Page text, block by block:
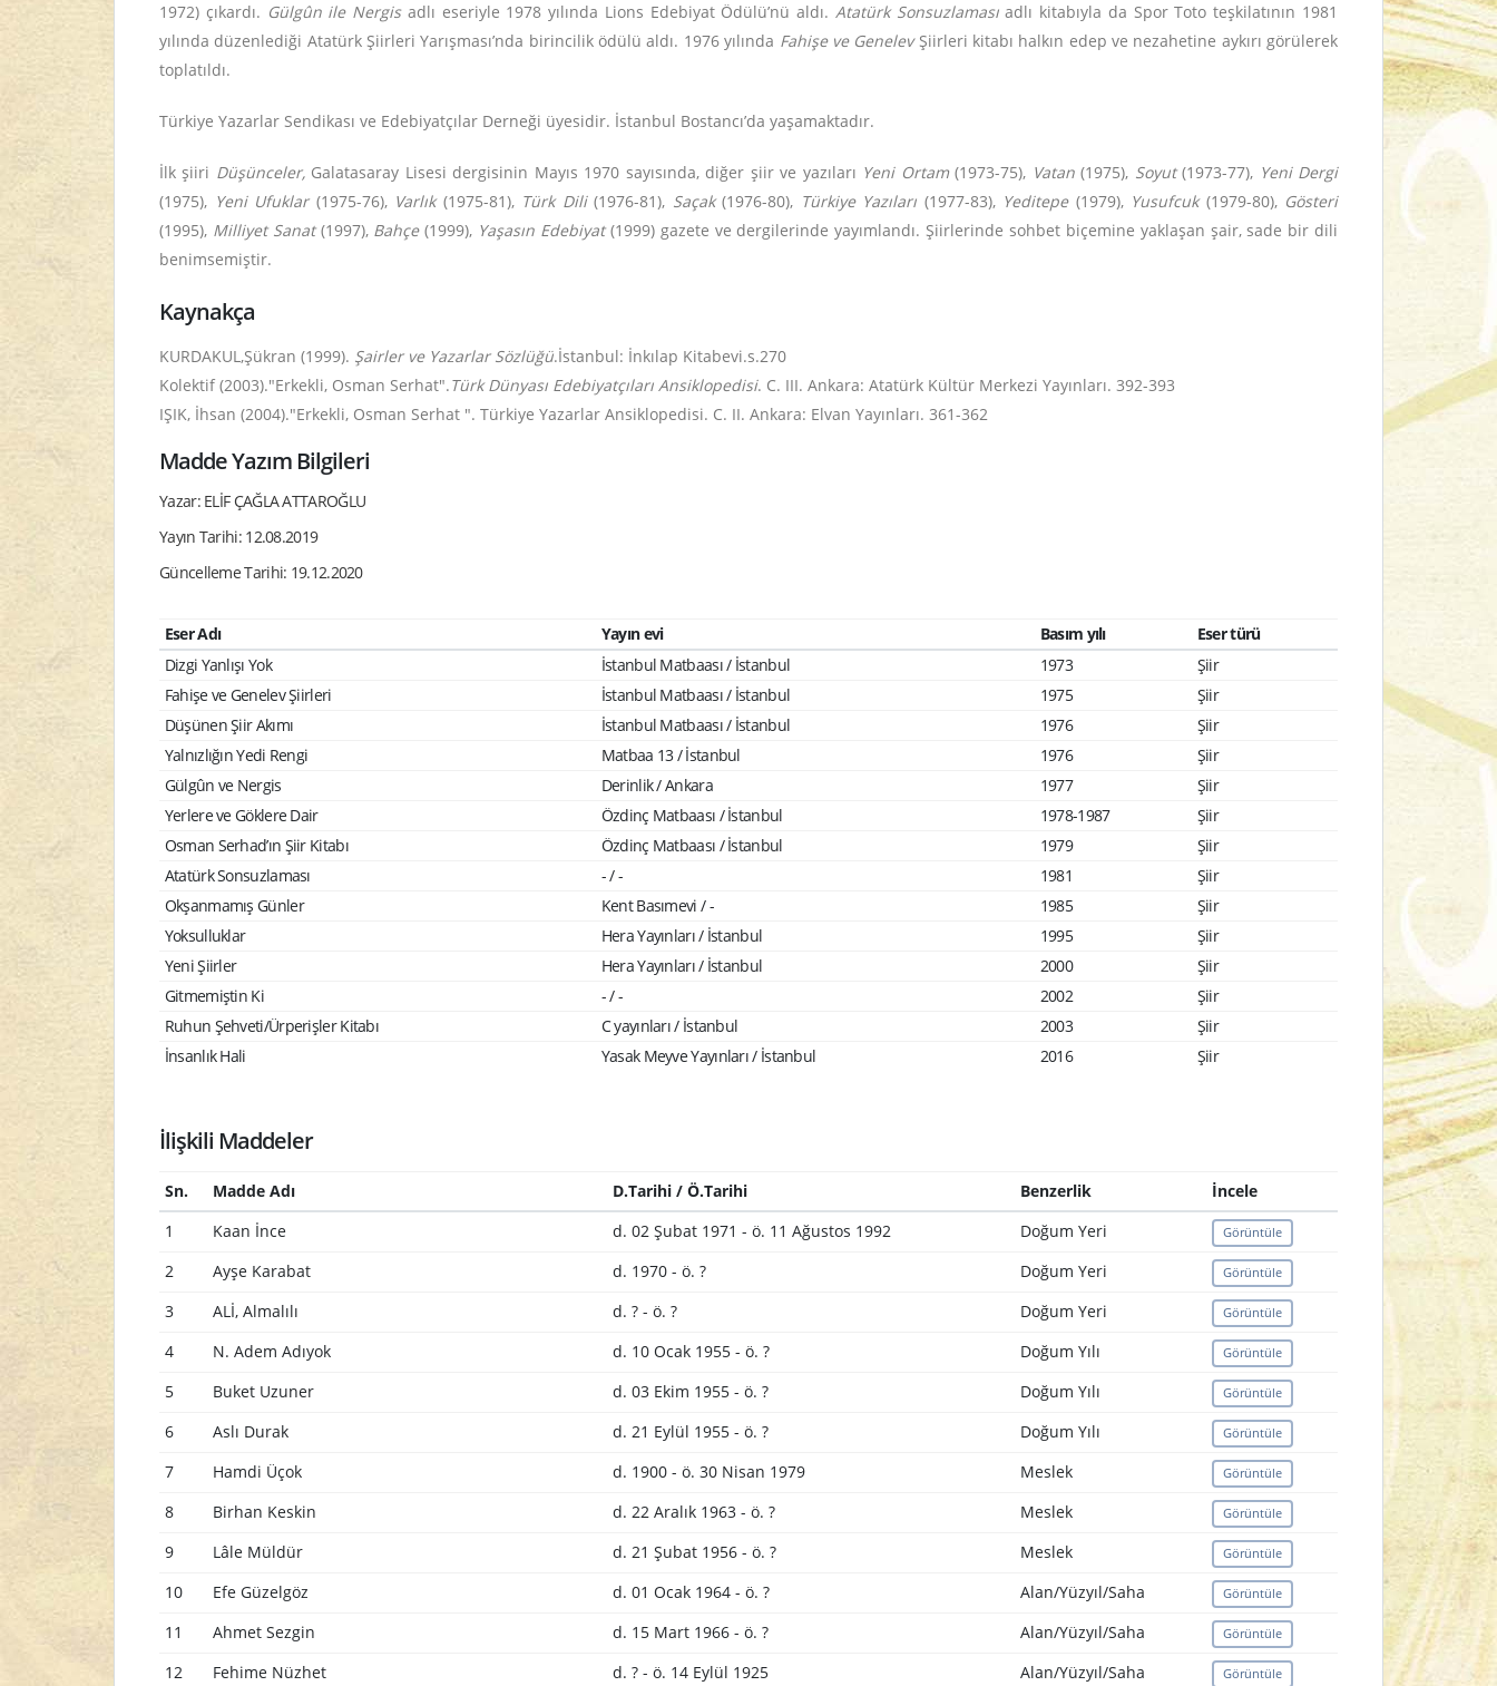
1972) çıkardı. Gülgûn ile Nergisadlı eseriyle 1978 yılında Lions Edebiyat Ödülü’nü aldı. Atatürk Sonsuzlamasıadlı kitabıyla da Spor Toto teşkilatının 1981
yılında düzenlediği Atatürk Şiirleri Yarışması’nda birincilik ödülü aldı. 1976 yılında Fahişe ve GenelevŞiirleri kitabı halkın edep ve nezahetine aykırı görülerek
toplatıldı.
Türkiye Yazarlar Sendikası ve Edebiyatçılar Derneği üyesidir. İstanbul Bostancı’da yaşamaktadır.
İlk şiiri Düşünceler, Galatasaray Lisesi dergisinin Mayıs 1970 sayısında, diğer şiir ve yazıları Yeni Ortam(1973-75), Vatan(1975), Soyut(1973-77), Yeni Dergi
(1975), Yeni Ufuklar(1975-76), Varlık(1975-81), Türk Dili(1976-81), Saçak(1976-80), Türkiye Yazıları (1977-83), Yeditepe (1979), Yusufcuk(1979-80), Gösteri
(1995), Milliyet Sanat(1997), Bahçe(1999), Yaşasın Edebiyat(1999) gazete ve dergilerinde yayımlandı. Şiirlerinde sohbet biçemine yaklaşan şair, sade bir dili
benimsemiştir.
Kaynakça
KURDAKUL,Şükran (1999). Şairler ve Yazarlar Sözlüğü.İstanbul: İnkılap Kitabevi.s.270
Kolektif (2003)."Erkekli, Osman Serhat".Türk Dünyası Edebiyatçıları Ansiklopedisi. C. III. Ankara: Atatürk Kültür Merkezi Yayınları. 392-393
IŞIK, İhsan (2004)."Erkekli, Osman Serhat ". Türkiye Yazarlar Ansiklopedisi. C. II. Ankara: Elvan Yayınları. 361-362
Madde Yazım Bilgileri
Yazar: ELİF ÇAĞLA ATTAROĞLU
Yayın Tarihi: 12.08.2019
Güncelleme Tarihi: 19.12.2020
Eser Adı Yayın evi Basım yılı
Eser türü
Dizgi Yanlışı Yok
İstanbul Matbaası / İstanbul 1973
Şiir
Fahişe ve Genelev Şiirleri
İstanbul Matbaası / İstanbul 1975
Şiir
Düşünen Şiir Akımı
İstanbul Matbaası / İstanbul 1976
Şiir
Yalnızlığın Yedi Rengi
Matbaa 13 / İstanbul 1976
Şiir
Gülgûn ve Nergis
Derinlik / Ankara 1977
Şiir
Yerlere ve Göklere Dair
Özdinç Matbaası / İstanbul 1978-1987
Şiir
Osman Serhad’ın Şiir Kitabı
Özdinç Matbaası / İstanbul 1979
Şiir
Atatürk Sonsuzlaması
- / - 1981
Şiir
Okşanmamış Günler
Kent Basımevi / - 1985
Şiir
Yoksulluklar
Hera Yayınları / İstanbul 1995
Şiir
Yeni Şiirler
Hera Yayınları / İstanbul 2000
Şiir
Gitmemiştin Ki
- / - 2002
Şiir
Ruhun Şehveti/Ürperişler Kitabı
C yayınları / İstanbul 2003
Şiir
İnsanlık Hali
Yasak Meyve Yayınları / İstanbul 2016 Şiir
İlişkili Maddeler
Sn. Madde Adı D.Tarihi / Ö.Tarihi Benzerlik
İncele
1
Kaan İnce d. 02 Şubat 1971 - ö. 11 Ağustos 1992 Doğum Yeri Görüntüle
2 Ayşe Karabat d. 1970 - ö. ? Doğum Yeri Görüntüle
3 ALİ, Almalılı d. ? - ö. ? Doğum Yeri Görüntüle
4 N. Adem Adıyok d. 10 Ocak 1955 - ö. ? Doğum Yılı Görüntüle
5 Buket Uzuner d. 03 Ekim 1955 - ö. ? Doğum Yılı Görüntüle
6 Aslı Durak d. 21 Eylül 1955 - ö. ? Doğum Yılı Görüntüle
7 Hamdi Üçok d. 1900 - ö. 30 Nisan 1979 Meslek Görüntüle
8 Birhan Keskin d. 22 Aralık 1963 - ö. ? Meslek Görüntüle
9 Lâle Müldür d. 21 Şubat 1956 - ö. ? Meslek Görüntüle
10 Efe Güzelgöz d. 01 Ocak 1964 - ö. ? Alan/Yüzyıl/Saha Görüntüle
11 Ahmet Sezgin d. 15 Mart 1966 - ö. ? Alan/Yüzyıl/Saha Görüntüle
12 Fehime Nüzhet d. ? - ö. 14 Eylül 1925 Alan/Yüzyıl/Saha Görüntüle